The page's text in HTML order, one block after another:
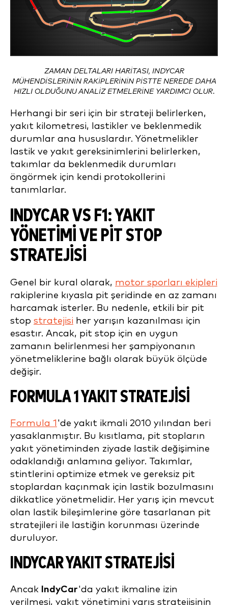
ZAMAN DELTALARI HARITASI, INDYCAR
MÜHENDISLERININ RAKIPLERININ PISTTE NEREDE DAHA
HIZLI OLDUĞUNU ANALIZ ETMELERINE YARDIMCI OLUR.
Herhangi bir seri için bir strateji belirlerken,
yakıt kilometresi, lastikler ve beklenmedik
durumlar ana hususlardır. Yönetmelikler
lastik ve yakıt gereksinimlerini belirlerken,
takımlar da beklenmedik durumları
öngörmek için kendi protokollerini
tanımlarlar.
INDYCAR VS F1: YAKIT
YÖNETIMI VE PIT STOP
STRATEJISI
Genel bir kural olarak, motor sporları ekipleri
rakiplerine kıyasla pit şeridinde en az zamanı
harcamak isterler. Bu nedenle, etkili bir pit
stop stratejisi her yarışın kazanılması için
esastır. Ancak, pit stop için en uygun
zamanın belirlenmesi her şampiyonanın
yönetmeliklerine bağlı olarak büyük ölçüde
değişir.
FORMULA 1 YAKIT STRATEJISI
Formula 1 'de yakıt ikmali 2010 yılından beri
yasaklanmıştır. Bu kısıtlama, pit stopların
yakıt yönetiminden ziyade lastik değişimine
odaklandığı anlamına geliyor. Takımlar,
stintlerini optimize etmek ve gereksiz pit
stoplardan kaçınmak için lastik bozulmasını
dikkatlice yönetmelidir. Her yarış için mevcut
olan lastik bileşimlerine göre tasarlanan pit
stratejileri ile lastiğin korunması üzerinde
duruluyor.
INDYCAR YAKIT STRATEJISI
Ancak IndyCar'da yakıt ikmaline izin
verilmesi, yakıt yönetimini yarış stratejisinin